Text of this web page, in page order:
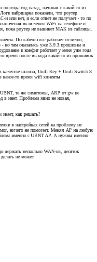
год назад, начиная с какой-то из
вайршарка показали, что роутер
и или нет, и если ответ не получает - то по
включения WiFi на телефоне и
пока роутер не выкинет МАК из таблицы.
По кабелю все работает отлично,
но там оказалась уже 3.9.3 прошивка и
и конфиг работает у меня уже года
время после выхода какой-то из прошивок
качестве шлюза, Unifi Key + Unifi Switch 8
какое-то время wifi клиенты
те же симптомы, ARP от gw не
в инет. Проблема явно не новая,
как решать?
в настройках сетей на проблему не
ничего не помогает. Менял AP на любую
именно с UBNT AP. А нужны именно
держать несколько WAN-ов, десяток
не может.